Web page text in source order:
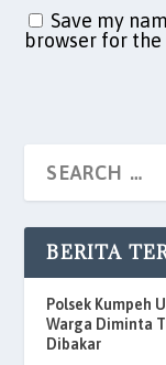
Save my
browser for
BERITA
Polsek Kumpeh
Warga Diminta
Dibakar